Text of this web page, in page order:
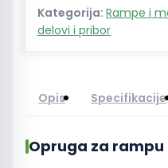
Kategorija: Rampe i
delovi i pribor
Opis Specifikacije
Opruga za rampu